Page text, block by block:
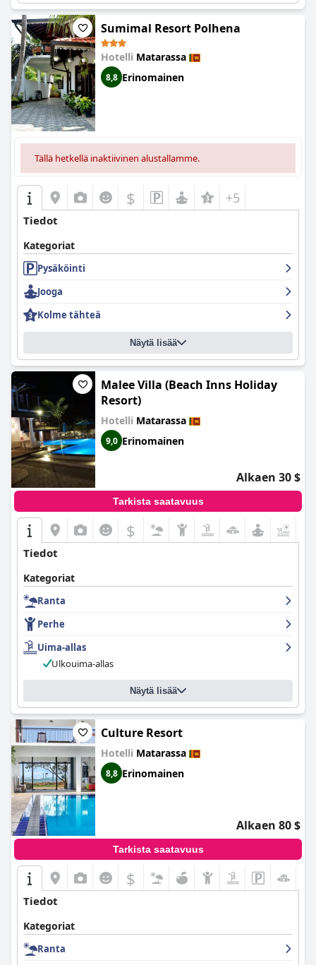
Sumimal Resort Polhena
Hotelli Matarassa
8,8 Erinomainen
Tällä hetkellä inaktiivinen alustallamme.
$ +5
Tiedot
Kategoriat
Pysäköinti
Jooga
Kolme tähteä
Näytä lisää
Malee Villa (Beach Inns Holiday
Resort)
Hotelli Matarassa
9,0 Erinomainen
Alkaen 30 $
Tarkista saatavuus
$
Tiedot
Kategoriat
Ranta
Perhe
Uima-allas
Ulkouima-allas
Näytä lisää
Culture Resort
Hotelli Matarassa
8,8 Erinomainen
Alkaen 80 $
Tarkista saatavuus
$
Tiedot
Kategoriat
Ranta